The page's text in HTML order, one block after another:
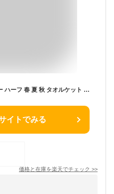
はぐまむ ガーゼケット 6重 ベビー ハーフ 春 夏 秋 タオルケット ブランケット 新生児 赤ちゃん キッズ 子供 出産祝い おくるみ 保育園 日本製
イトでみる
価格と在庫を楽天でチェック >>